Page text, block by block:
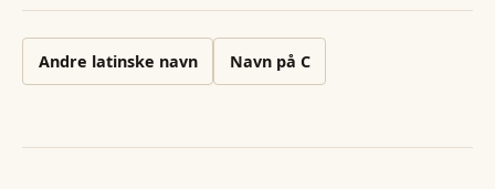
Andre latinske navn Navn på C